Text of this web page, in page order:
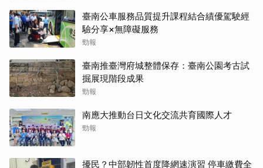
臺南公車服務品質提升課程結合績優駕駛經
驗分享×無障礙服務
勁報
臺南推臺灣府城整體保存：臺南公園考古試
掘展現階段成果
勁報
南應大推動台日文化交流共育國際人才
勁報
擾民？中部韌性首度降網速演習 停車繳費全